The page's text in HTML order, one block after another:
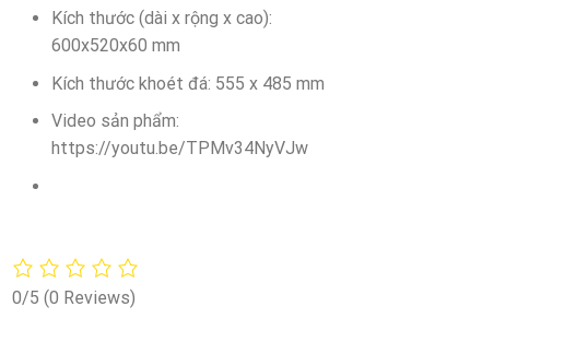
Kích thước (dài x rộng x cao):
600x520x60 mm
Kích thước khoét đá: 555 x 485 mm
Video sản phẩm:
https://youtu.be/TPMv34NyVJw
0/5 (0 Reviews)